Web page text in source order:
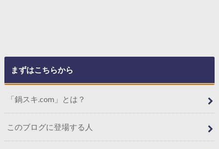
まずはこちらから
「鍋スキ.com」とは？
このブログに登場する人